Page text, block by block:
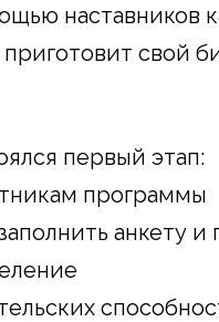
наставников
приготовит свой
первый этап:
программы
анкету и